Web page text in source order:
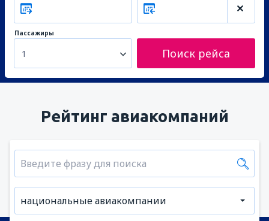
Пассажиры
1 Поиск рейса
Рейтинг авиакомпаний
национальные авиакомпании